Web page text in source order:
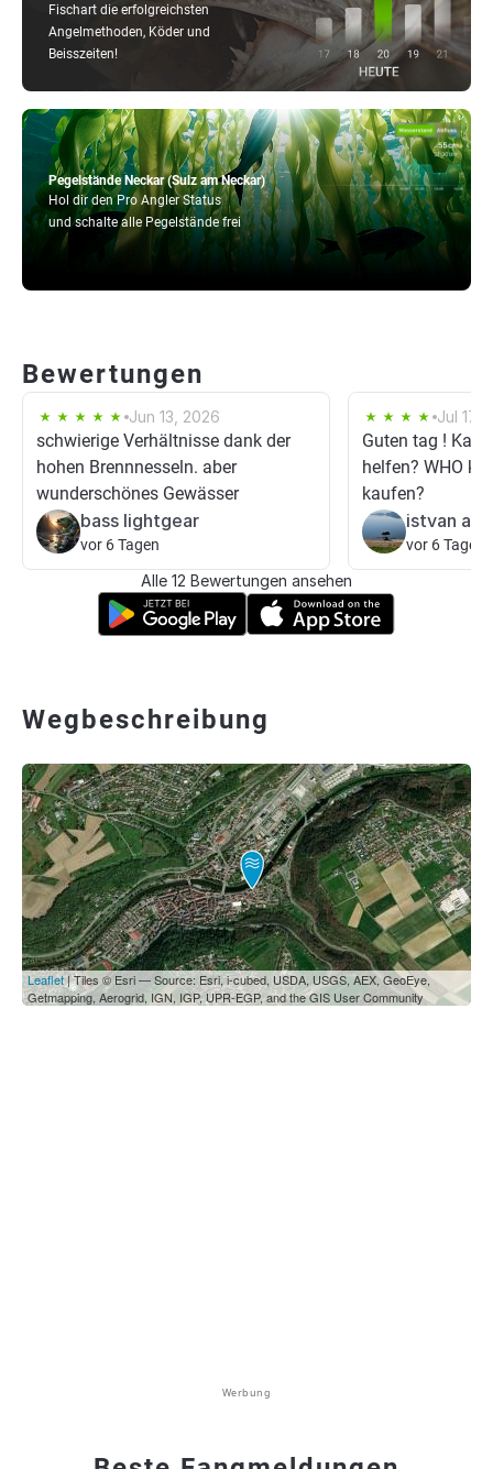
Pegelstände Neckar (Sulz am Neckar)
Hol dir den Pro Angler Status
und schalte alle Pegelstände frei
Fischart die erfolgreichsten
Angelmethoden, Köder und
Beisszeiten!
Bewertungen
Jun 13, 2026
schwierige Verhältnisse dank der
hohen Brennnesseln. aber
wunderschönes Gewässer
bass lightgear
vor 6 Tagen
Jul 17,
Guten tag !
helfen? WHO
kaufen?
istvan
vor 6 Tagen
Alle 12 Bewertungen ansehen
Wegbeschreibung
Leaflet| Tiles © Esri — Source: Esri, i-cubed, USDA, USGS, AEX, GeoEye,
Getmapping, Aerogrid, IGN, IGP, UPR-EGP, and the GIS User Community
Werbung